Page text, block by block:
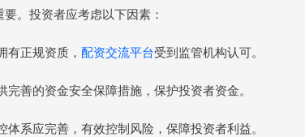
。投资者应考虑以下因素：
有正规资质， 配资交流平台受到监管机构认可。
善的资金安全保障措施，保护投资者资金。
系应完善，有效控制风险，保障投资者利益。